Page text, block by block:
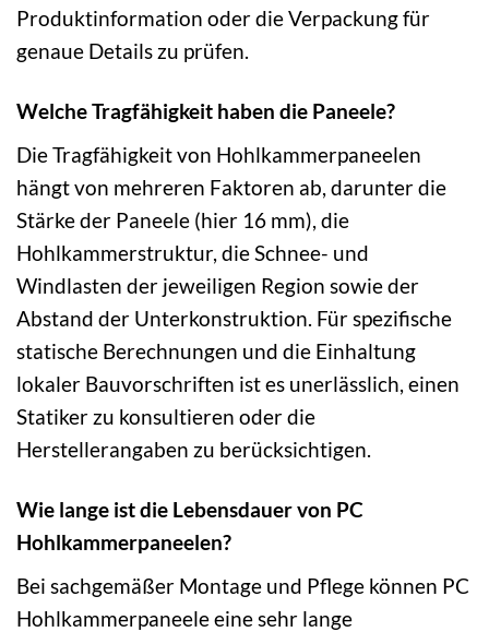
Produktinformation oder die Verpackung für
genaue Details zu prüfen.
Welche Tragfähigkeit haben die Paneele?
Die Tragfähigkeit von Hohlkammerpaneelen
hängt von mehreren Faktoren ab, darunter die
Stärke der Paneele (hier 16 mm), die
Hohlkammerstruktur, die Schnee- und
Windlasten der jeweiligen Region sowie der
Abstand der Unterkonstruktion. Für spezifische
statische Berechnungen und die Einhaltung
lokaler Bauvorschriften ist es unerlässlich, einen
Statiker zu konsultieren oder die
Herstellerangaben zu berücksichtigen.
Wie lange ist die Lebensdauer von PC
Hohlkammerpaneelen?
Bei sachgemäßer Montage und Pflege können PC
Hohlkammerpaneele eine sehr lange